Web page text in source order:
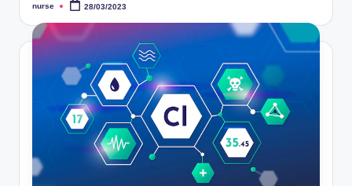
Posted
nurse 28/03/2023